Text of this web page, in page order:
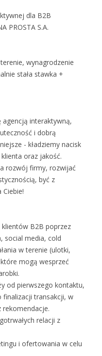
dla B2B
PROSTA S.A.
wynagrodzenie
stała stawka +
agencją interaktywną,
i dobrą
- kładziemy nacisk
oraz jakość.
rozwój firmy, rozwijać
być z
B2B poprzez
social media, cold
w terenie (ulotki,
mogą wesprzeć
od pierwszego kontaktu,
finalizacji transakcji, w
rekomendacje.
relacji z
i ofertowania w celu